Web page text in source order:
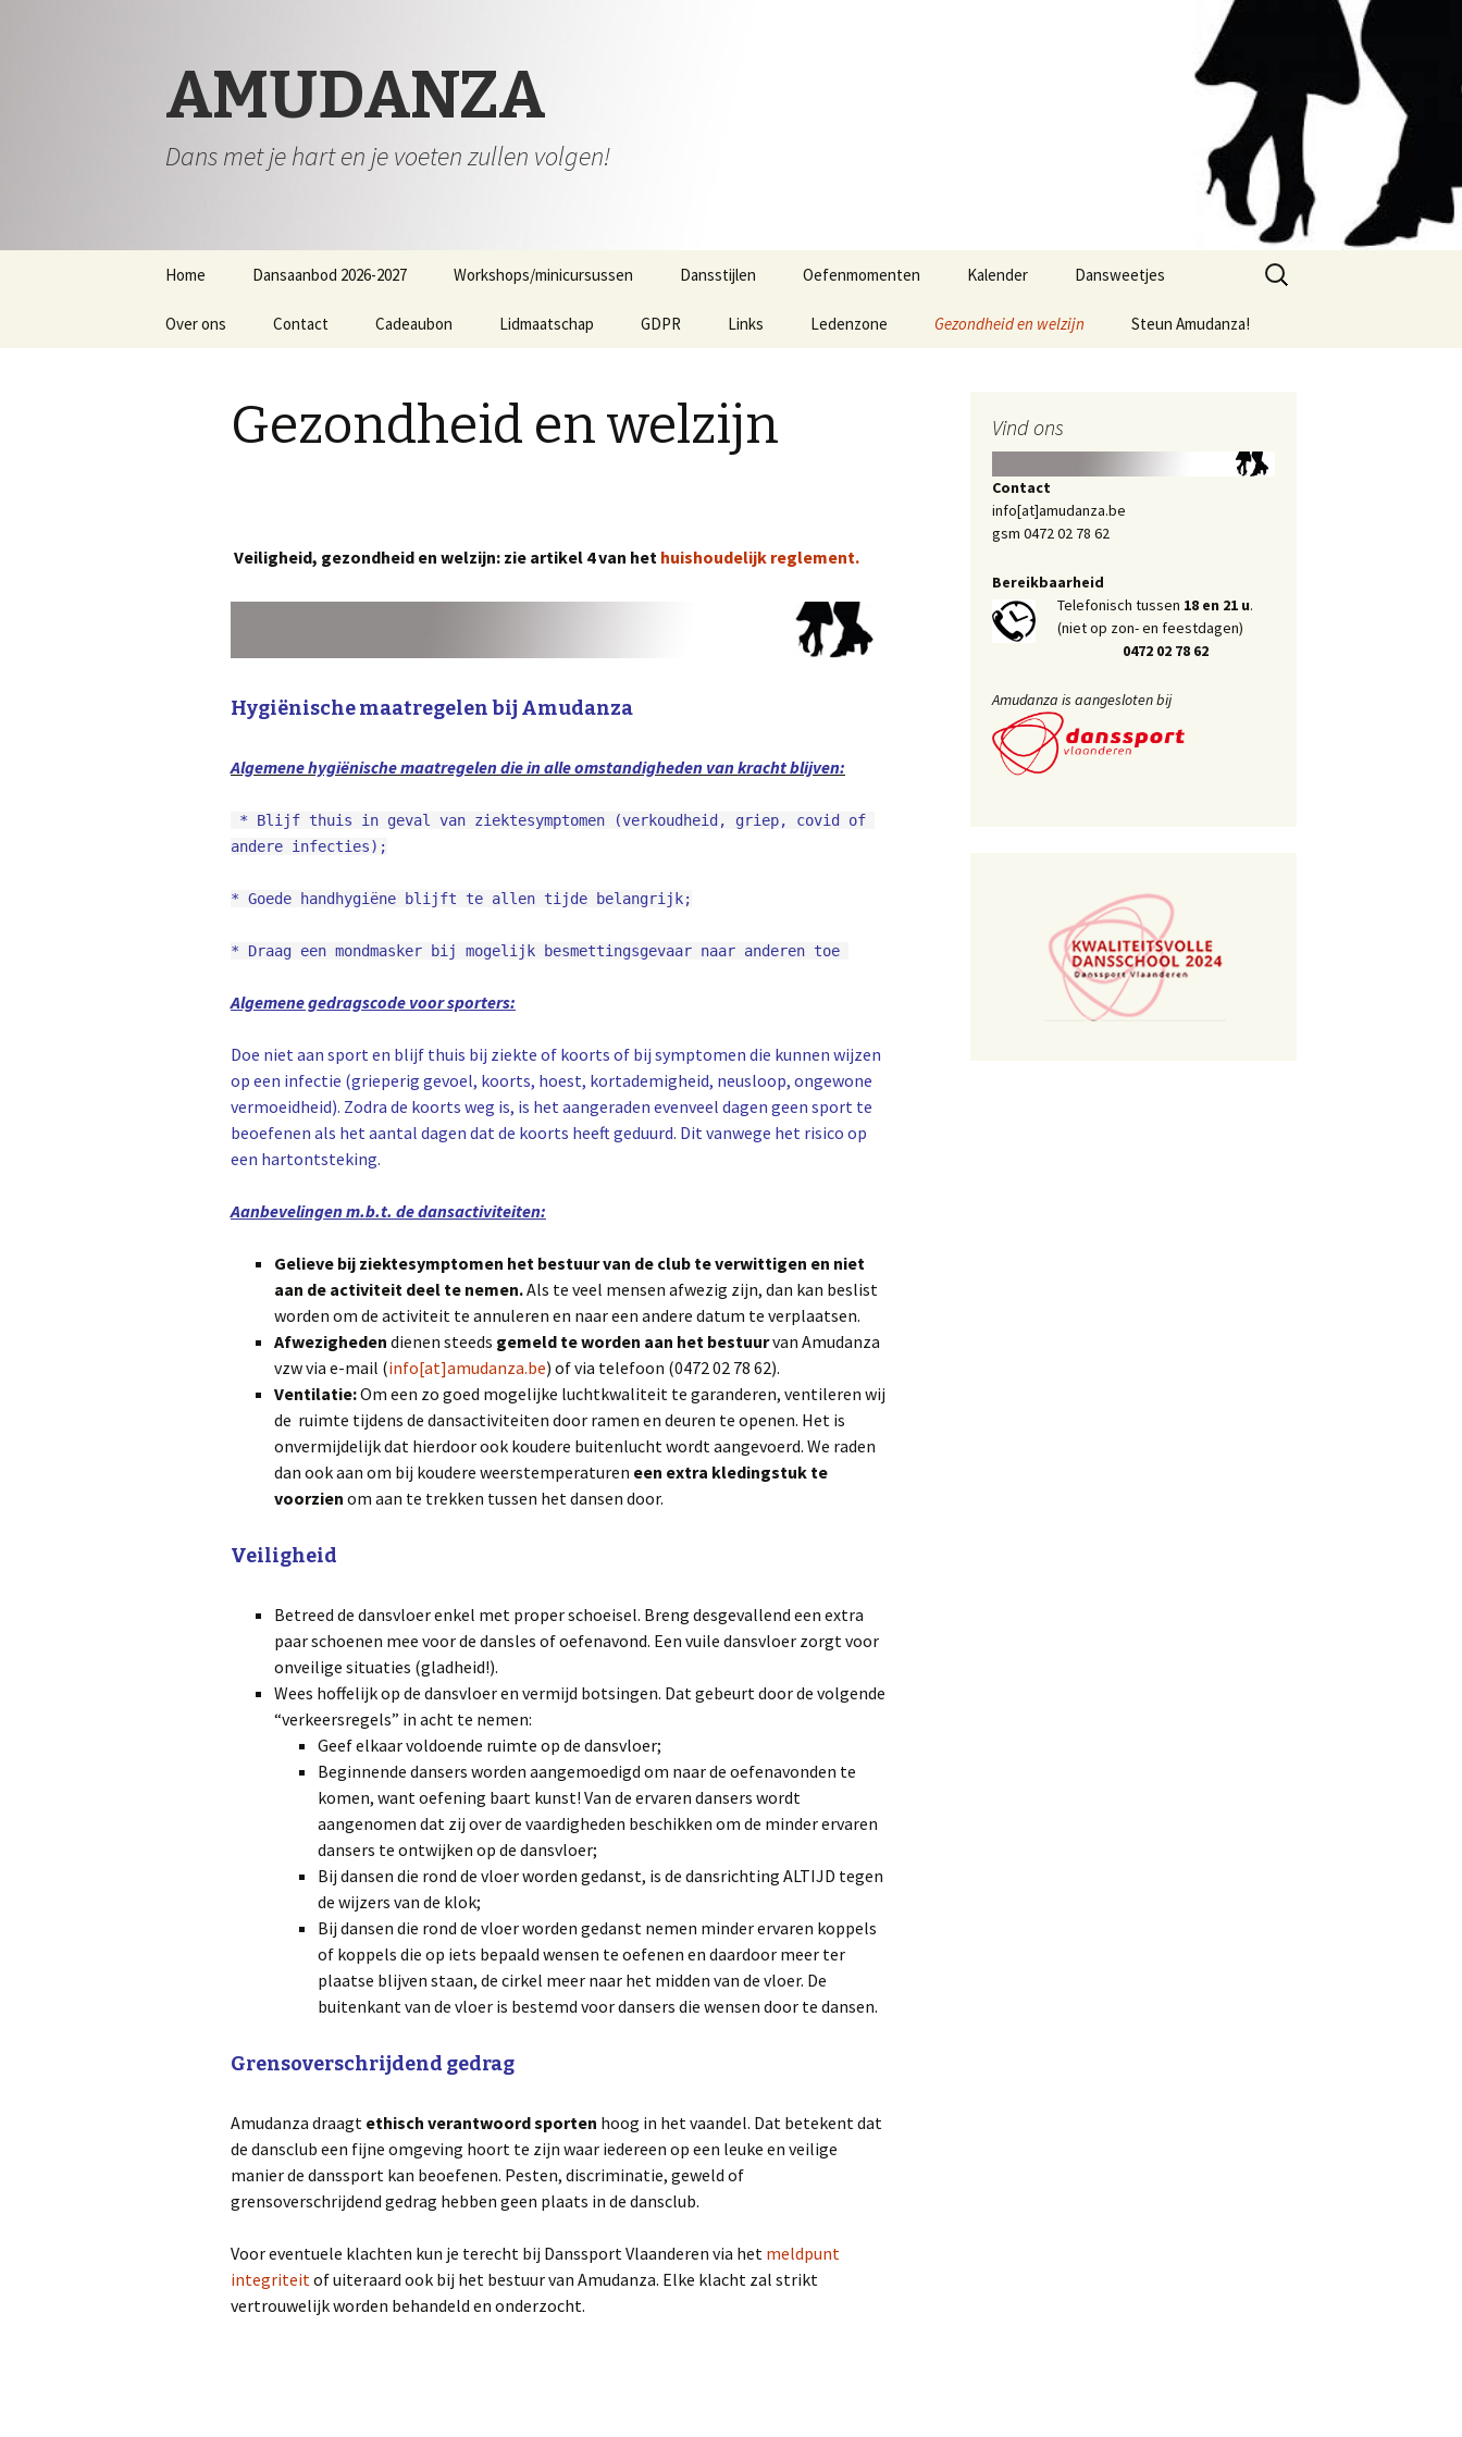
AMUDANZA
Dans met je hart en je voeten zullen volgen!
Spring
inhoud
Home Dansaanbod 2026-2027 Workshops/minicursussen Dansstijlen Oefenmomenten Kalender Dansweetjes
Over ons Contact Cadeaubon Lidmaatschap GDPR Links Ledenzone Gezondheid en welzijn Steun Amudanza!
Zoeken
naar:
Gezondheid en welzijn
Veiligheid, gezondheid en welzijn: zie artikel 4 van het huishoudelijk reglement.
Hygiënische maatregelen bij Amudanza
Algemene hygiënische maatregelen die in alle omstandigheden van kracht blijven:
andere infecties);
* Goede handhygiëne blijft te allen tijde belangrijk;
* Draag een mondmasker bij mogelijk besmettingsgevaar naar anderen toe
Algemene gedragscode voor sporters:
Doe niet aan sport en blijf thuis bij ziekte of koorts of bij symptomen die kunnen wijzen
op een infectie (grieperig gevoel, koorts, hoest, kortademigheid, neusloop, ongewone
vermoeidheid). Zodra de koorts weg is, is het aangeraden evenveel dagen geen sport te
beoefenen als het aantal dagen dat de koorts heeft geduurd. Dit vanwege het risico op
een hartontsteking.
Aanbevelingen m.b.t. de dansactiviteiten:
Gelieve bij ziektesymptomen het bestuur van de club te verwittigen en niet
aan de activiteit deel te nemen.Als te veel mensen afwezig zijn, dan kan beslist
worden om de activiteit te annuleren en naar een andere datum te verplaatsen.
Afwezigheden dienen steeds gemeld te worden aan het bestuurvan Amudanza
vzw via e-mail (info[at]amudanza.be) of via telefoon (0472 02 78 62).
Ventilatie:Om een zo goed mogelijke luchtkwaliteit te garanderen, ventileren wij
de ruimte tijdens de dansactiviteiten door ramen en deuren te openen. Het is
onvermijdelijk dat hierdoor ook koudere buitenlucht wordt aangevoerd. We raden
dan ook aan om bij koudere weerstemperaturen een extra kledingstuk te
voorzien om aan te trekken tussen het dansen door.
Veiligheid
Betreed de dansvloer enkel met proper schoeisel. Breng desgevallend een extra
paar schoenen mee voor de dansles of oefenavond. Een vuile dansvloer zorgt voor
onveilige situaties (gladheid!).
Wees hoffelijk op de dansvloer en vermijd botsingen. Dat gebeurt door de volgende
“verkeersregels” in acht te nemen:
Geef elkaar voldoende ruimte op de dansvloer;
Beginnende dansers worden aangemoedigd om naar de oefenavonden te
komen, want oefening baart kunst! Van de ervaren dansers wordt
aangenomen dat zij over de vaardigheden beschikken om de minder ervaren
dansers te ontwijken op de dansvloer;
Bij dansen die rond de vloer worden gedanst, is de dansrichting ALTIJD tegen
de wijzers van de klok;
Bij dansen die rond de vloer worden gedanst nemen minder ervaren koppels
of koppels die op iets bepaald wensen te oefenen en daardoor meer ter
plaatse blijven staan, de cirkel meer naar het midden van de vloer. De
buitenkant van de vloer is bestemd voor dansers die wensen door te dansen.
Grensoverschrijdend gedrag
Amudanza draagt ethisch verantwoord sporten hoog in het vaandel. Dat betekent dat
de dansclub een fijne omgeving hoort te zijn waar iedereen op een leuke en veilige
manier de danssport kan beoefenen. Pesten, discriminatie, geweld of
grensoverschrijdend gedrag hebben geen plaats in de dansclub.
Voor eventuele klachten kun je terecht bij Danssport Vlaanderen via het meldpunt
integriteit of uiteraard ook bij het bestuur van Amudanza. Elke klacht zal strikt
vertrouwelijk worden behandeld en onderzocht.
Vind ons
Contact
info[at]amudanza.be
gsm 0472 02 78 62
Bereikbaarheid
Telefonisch tussen 18 en 21 u.
(niet op zon- en feestdagen)
0472 02 78 62
Amudanza is aangesloten bij